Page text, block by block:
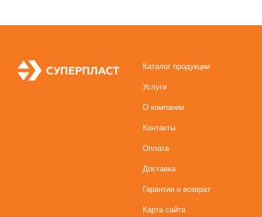
Каталог продукции
Услуги
О компании
Контакты
Оплата
Доставка
Гарантии и возврат
Карта сайта